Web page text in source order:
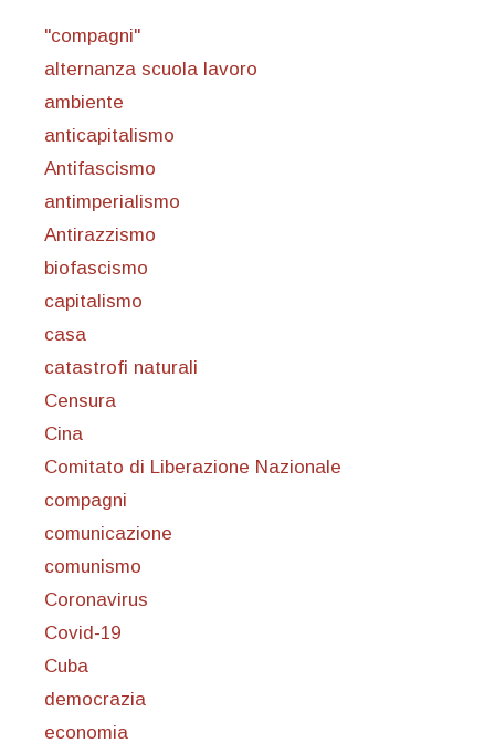
"compagni"
alternanza scuola lavoro
ambiente
anticapitalismo
Antifascismo
antimperialismo
Antirazzismo
biofascismo
capitalismo
casa
catastrofi naturali
Censura
Cina
Comitato di Liberazione Nazionale
compagni
comunicazione
comunismo
Coronavirus
Covid-19
Cuba
democrazia
economia